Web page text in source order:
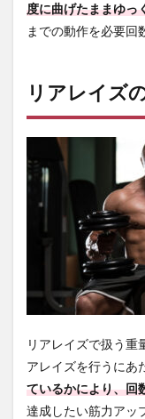
筋肉
を効
果的
う！
度に曲げたままゆっ
までの動作を必要回
リアレイズ
リアレイズで扱う重
アレイズを行うにあ
ているかにより、回
達成したい筋力アッ